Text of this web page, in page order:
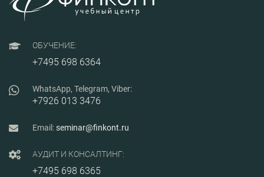
ОБУЧЕНИЕ:
+7495 698 6364
WhatsApp, Telegram, Viber:
+7926 013 3476
Email:seminar@finkont.ru
АУДИТ И КОНСАЛТИНГ:
+7495 698 6365